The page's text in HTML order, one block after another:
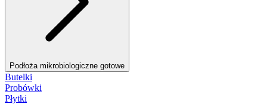
Podłoża mikrobiologiczne gotowe
Butelki
Probówki
Płytki